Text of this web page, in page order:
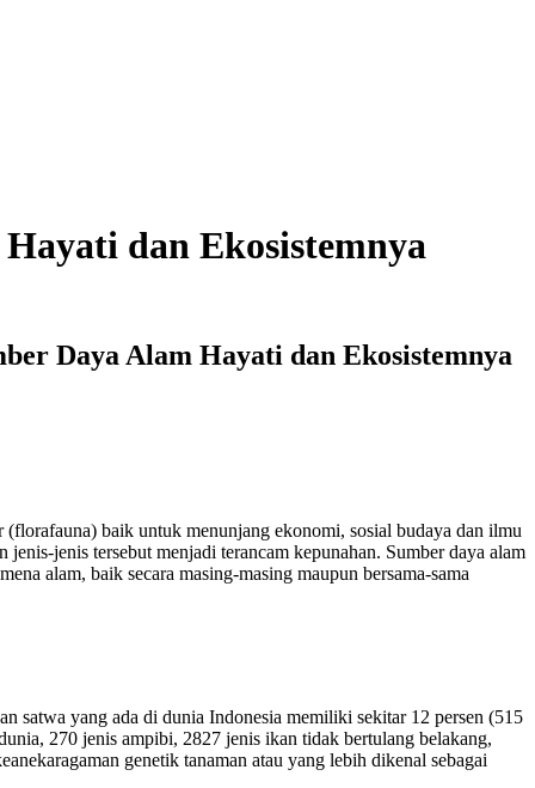
dan Ekosistemnya
Daya Alam Hayati dan Ekosistemnya
(florafauna) baik untuk menunjang ekonomi, sosial budaya dan ilmu
jenis tersebut menjadi terancam kepunahan. Sumber daya alam
alam, baik secara masing-masing maupun bersama-sama
satwa yang ada di dunia Indonesia memiliki sekitar 12 persen (515
270 jenis ampibi, 2827 jenis ikan tidak bertulang belakang,
genetik tanaman atau yang lebih dikenal sebagai